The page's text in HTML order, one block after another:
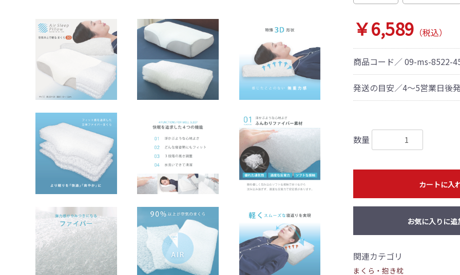
￥6,589 （税込）
商品コード／ 09-ms-8522-
発送の目安／4～5営業日後
数量
カートに入
お気に入りに
関連カテゴリ
まくら・抱き枕